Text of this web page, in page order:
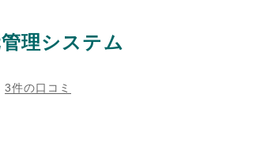
理システム
3件の口コミ